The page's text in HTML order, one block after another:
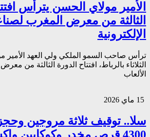
الأمير مولاي الحسن يترأس
الثالثة من معرض المغرب
الإلكترونية
ترأس صاحب السمو الملكي ولي العهد الأمير
الثلاثاء بالرباط، افتتاح الدورة الثالثة من
الألعاب
سلا.. توقيف ثلاثة مروجين